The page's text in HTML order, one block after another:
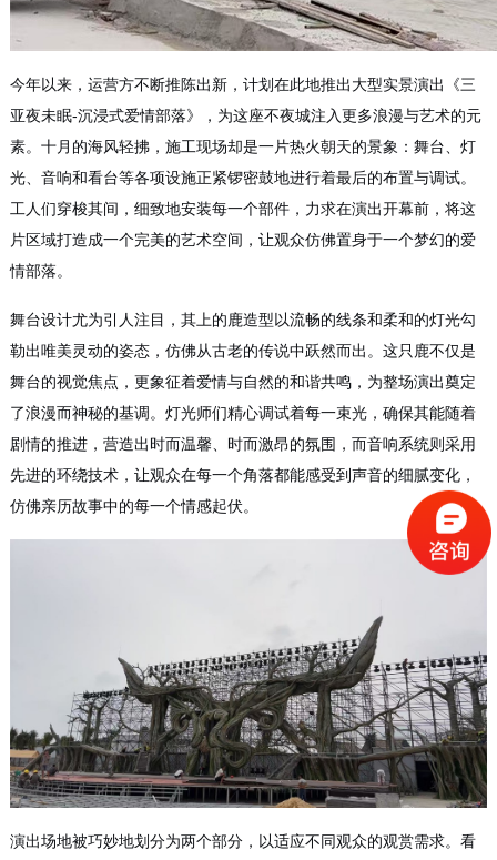
今年以来，运营方不断推陈出新，计划在此地推出大型实景演出《三
亚夜未眠-沉浸式爱情部落》，为这座不夜城注入更多浪漫与艺术的元
素。十月的海风轻拂，施工现场却是一片热火朝天的景象：舞台、灯
光、音响和看台等各项设施正紧锣密鼓地进行着最后的布置与调试。
工人们穿梭其间，细致地安装每一个部件，力求在演出开幕前，将这
片区域打造成一个完美的艺术空间，让观众仿佛置身于一个梦幻的爱
情部落。
舞台设计尤为引人注目，其上的鹿造型以流畅的线条和柔和的灯光勾
勒出唯美灵动的姿态，仿佛从古老的传说中跃然而出。这只鹿不仅是
舞台的视觉焦点，更象征着爱情与自然的和谐共鸣，为整场演出奠定
了浪漫而神秘的基调。灯光师们精心调试着每一束光，确保其能随着
剧情的推进，营造出时而温馨、时而激昂的氛围，而音响系统则采用
先进的环绕技术，让观众在每一个角落都能感受到声音的细腻变化，
仿佛亲历故事中的每一个情感起伏。
演出场地被巧妙地划分为两个部分，以适应不同观众的观赏需求。看